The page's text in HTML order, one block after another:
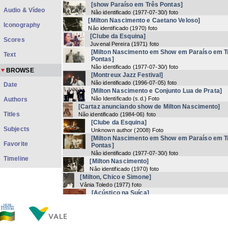
[show Paraíso em Três Pontas]
Nâo identificado (1977-07-30/) foto
[Milton Nascimento e Caetano Veloso]
Nâo identificado (1970) foto
[Clube da Esquina]
Juvenal Pereira (1971) foto
[Milton Nascimento em Show em Paraíso em
Pontas]
Nâo identificado (1977-07-30/) foto
[Montreux Jazz Festival]
Não identificado (1996-07-05) foto
[Milton Nascimento e Conjunto Lua de Prata]
Não Identificado (s.d. ) Foto
[Cartaz anunciando show de Milton Nascimento]
Não identificado (1984-06) foto
[Clube da Esquina]
Unknown author (2008) Foto
[Milton Nascimento em Show em Paraíso em
Pontas]
Nâo identificado (1977-07-30/) foto
[Milton Nascimento]
Nâo identificado (1970) foto
[Milton, Chico e Simone]
Vânia Toledo (1977) foto
[Acústico na Suíça]
Audio & Vídeo
Iconography
Scores
Text
BROWSE
Date
Authors
Titles
Subjects
Favorite
Timeline